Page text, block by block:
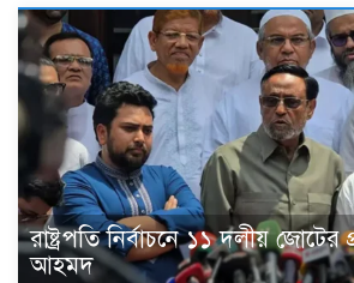
রাষ্ট্রপতি নির্বাচনে ১১ দলীয় জোটের
আহমদ